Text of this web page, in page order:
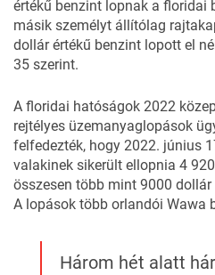
értékű benzint lopnak a floridai
másik személyt állítólag
dollár értékű benzint lopott el
35 szerint.
A floridai hatóságok 2022
rejtélyes üzemanyaglopások
felfedezték, hogy 2022. június
valakinek sikerült ellopnia 4
összesen több mint 9000
A lopások több orlandói Wawa
Három hét alatt